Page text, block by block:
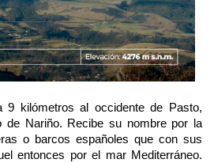
9 kilómetros al occidente de Pasto,
de Nariño. Recibe su nombre por la
o barcos españoles que con sus
entonces por el mar Mediterráneo.